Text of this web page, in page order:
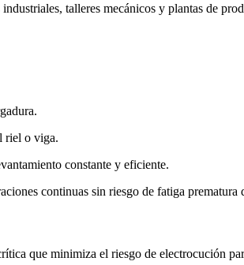
talleres mecánicos y plantas de
riel o viga.
constante y eficiente.
continuas sin riesgo de fatiga prematura
que minimiza el riesgo de electrocución